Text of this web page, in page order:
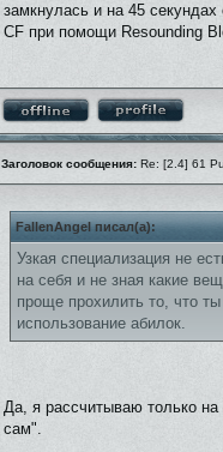
замкнулась и на 45
CF при помощи Resounding
Заголовок сообщения: Re: [2.4] 61
FallenAngel писал(а):
Узкая специализация не
на себя и не зная какие
проще прохилить то, что
использование абилок.
Да, я рассчитываю только
сам".